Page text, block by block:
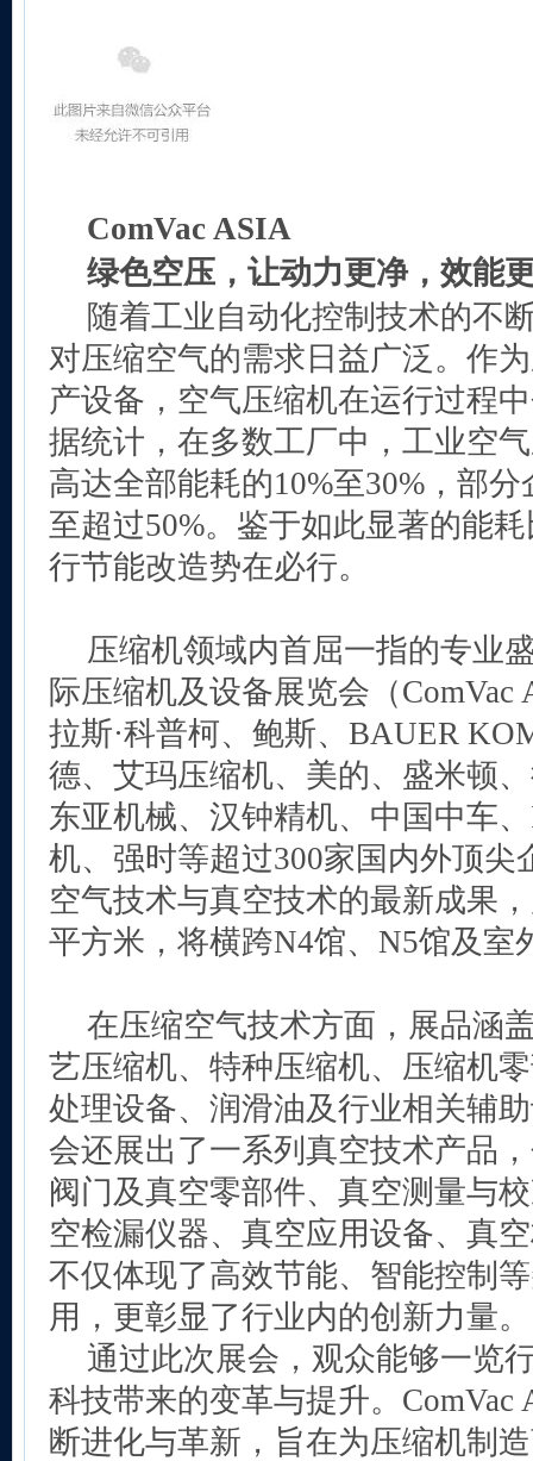
ComVac ASIA
绿色空压，让动力更净，效能
随着工业自动化控制技术的不
对压缩空气的需求日益广泛。作
产设备，空气压缩机在运行过程
据统计，在多数工厂中，工业空
高达全部能耗的10%至30%，部
至超过50%。鉴于如此显著的能
行节能改造势在必行。
压缩机领域内首屈一指的专业
际压缩机及设备展览会（ComVac
拉斯·科普柯、鲍斯、BAUER
德、艾玛压缩机、美的、盛米顿
东亚机械、汉钟精机、中国中车
机、强时等超过300家国内外顶尖
空气技术与真空技术的最新成果
平方米，将横跨N4馆、N5馆及室
在压缩空气技术方面，展品涵
艺压缩机、特种压缩机、压缩机
处理设备、润滑油及行业相关辅
会还展出了一系列真空技术产品
阀门及真空零部件、真空测量与
空检漏仪器、真空应用设备、真
不仅体现了高效节能、智能控制
用，更彰显了行业内的创新力量。
通过此次展会，观众能够一览
科技带来的变革与提升。ComVac
断进化与革新，旨在为压缩机制